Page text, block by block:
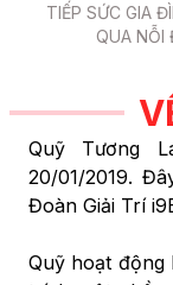
TIẾP SỨC GIA
QUA NỖI
Quỹ Tương
20/01/2019.
Đoàn Giải Trí
Quỹ hoạt động